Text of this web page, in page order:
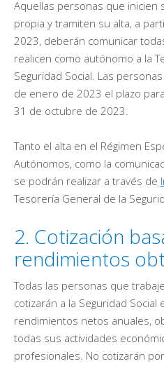
Aquellas personas que inicien
propia y tramiten su alta, a
2023, deberán comunicar
realicen como autónomo a la
Seguridad Social. Las
de enero de 2023 el plazo
31 de octubre de 2023.
Tanto el alta en el Régimen
Autónomos, como la
se podrán realizar a través de
Tesorería General de la
2. Cotización
rendimientos
Todas las personas que
cotizarán a la Seguridad
rendimientos netos anuales,
todas sus actividades
profesionales. No cotizarán